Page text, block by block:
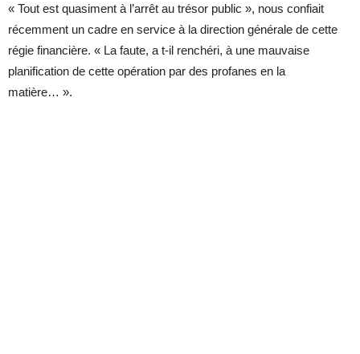
« Tout est quasiment à l’arrêt au trésor public », nous confiait
récemment un cadre en service à la direction générale de cette
régie financière. « La faute, a t-il renchéri, à une mauvaise
planification de cette opération par des profanes en la
matière… ».